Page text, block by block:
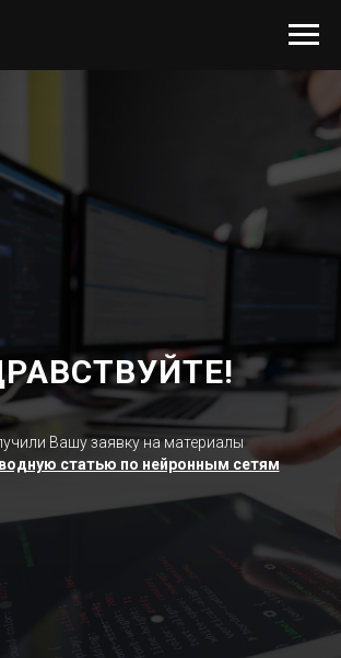
Вашу заявку на материалы
статью по нейронным сетям